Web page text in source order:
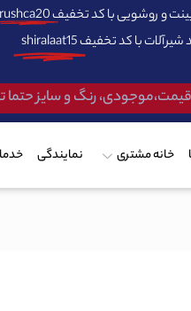
rushca20
shiralaat15
قیمت،موجودی، رنگ و سایز
خانه مشتری نمایندگی